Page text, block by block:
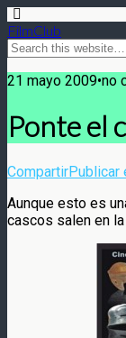
FilmClub
21 mayo 2009•no
Ponte el
CompartirPublicar
Aunque esto es
cascos salen en